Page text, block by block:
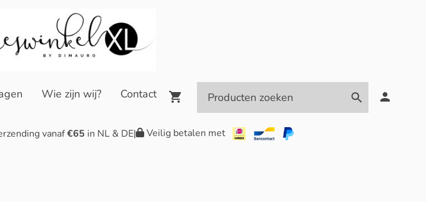
Wie zijn wij? Contact
vanaf€65 in NL & DE| Veilig betalen met